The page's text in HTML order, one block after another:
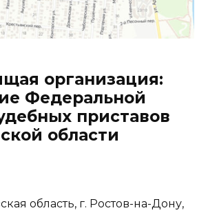
организация:
Федеральной
приставов
области
область, г. Ростов-на-Дону,